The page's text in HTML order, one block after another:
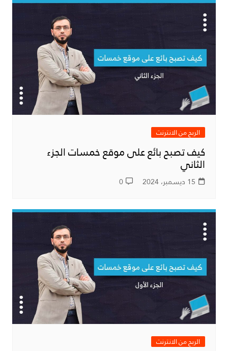
الربح من الانترنت
كيف تصبح بائع على موقع خمسات الجزء
الثاني
15 ديسمبر، 2024 0
الربح من الانترنت